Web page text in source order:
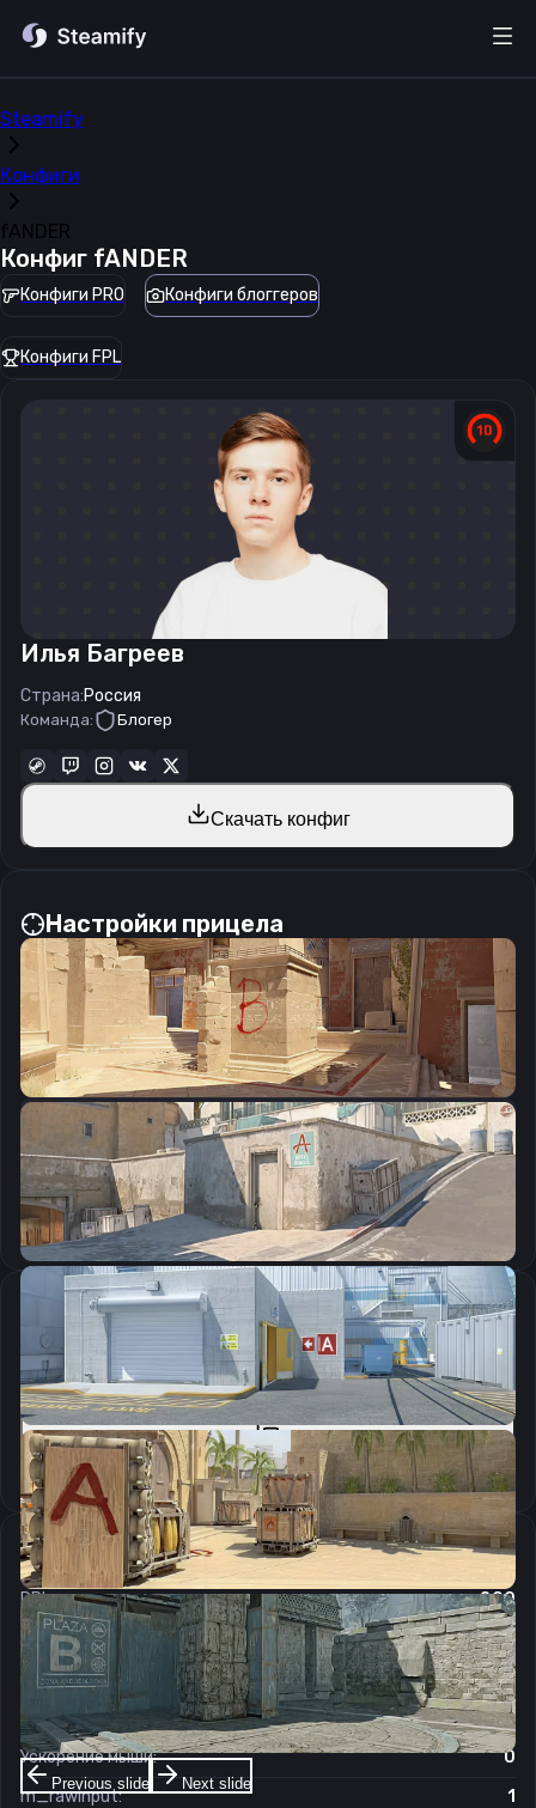
Steamify
Конфиги
fANDER
Конфиг fANDER
Конфиги PRO Конфиги блоггеров
Конфиги FPL
Илья Багреев
Страна:Россия
Команда: Блогер
Скачать конфиг
Настройки прицела
Previous slide Next slide
CSGO-5Tb9O-XWyhx-H8Q3X-uK7O5-HsnkP
Скопировать
Параметры запуска
Скопировать
Настройки мыши
DPI:
800
Чувствительность мыши в игре:
1
Чувствительность мыши в зуме:
1
Чувствительность мыши в Windows:
6/11
Ускорение мыши:
0
m_rawinput:
1